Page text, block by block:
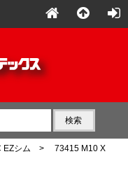
EZシム > 73415 M10 X